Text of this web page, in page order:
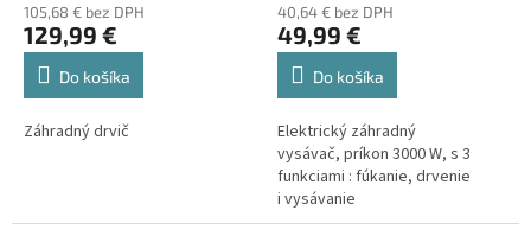
105,68 € bez DPH
129,99 €
Do košíka
Záhradný drvič
40,64 € bez DPH
49,99 €
Do košíka
Elektrický záhradný
vysávač, príkon 3000 W, s 3
funkciami : fúkanie, drvenie
i vysávanie